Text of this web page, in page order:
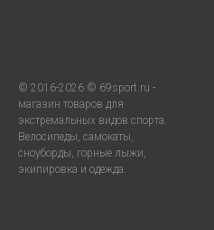
© 2016-2026 © 69sport.ru -
магазин товаров для
экстремальных видов спорта.
Велосипеды, самокаты,
сноуборды, горные лыжи,
экипировка и одежда.